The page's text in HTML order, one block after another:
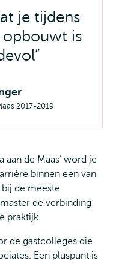
je tijdens
opbouwt is
2017-2019
aan de Maas’ word je
binnen een van
de meeste
de verbinding
praktijk.
de gastcolleges die
Een pluspunt is